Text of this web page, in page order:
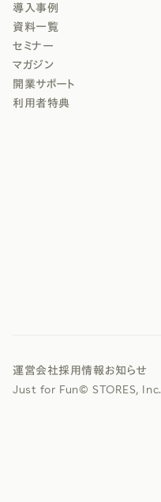
導入事例
資料一覧
セミナー
マガジン
開業サポート
利用者特典
運営会社採用情報お知らせ
Just for Fun© STORES, Inc.